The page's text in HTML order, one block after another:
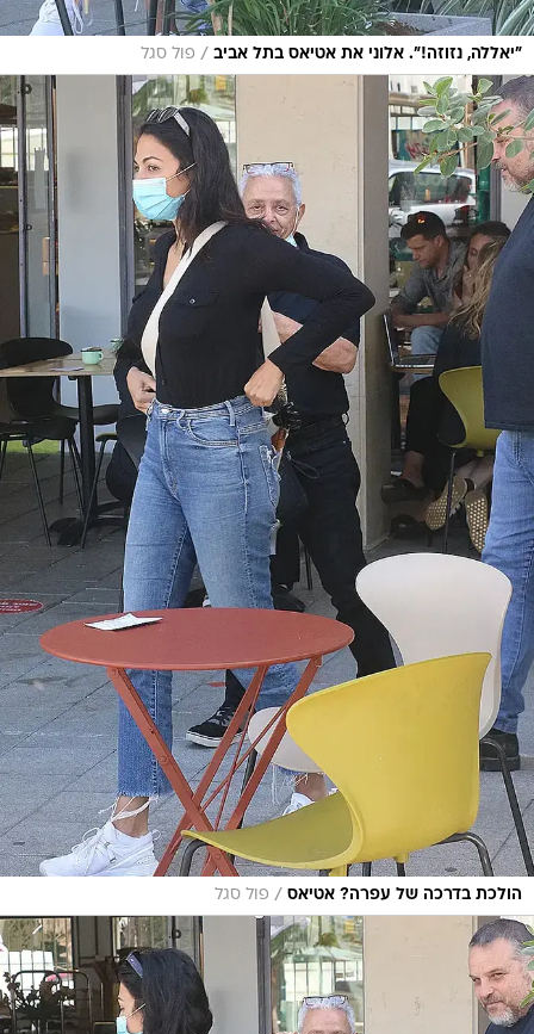
"יאללה, נזוזה!". אלוני את אטיאס בתל אביב / פול סגל
הולכת בדרכה של עפרה? אטיאס / פול סגל